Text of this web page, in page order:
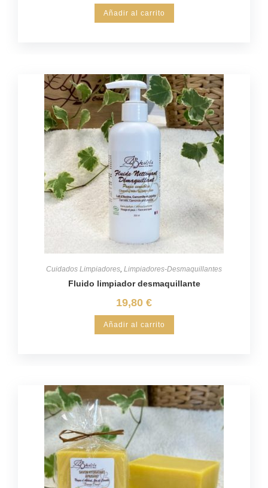
Añadir al carrito
Cuidados Limpiadores Limpiadores-Desmaquillantes
Fluido limpiador desmaquillante
19,80 €
Añadir al carrito